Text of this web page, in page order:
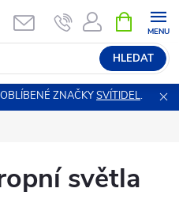
HLEDAT
NÁKUPNÍ
KOŠÍK
ZNAČKYSVÍTIDEL.
světla